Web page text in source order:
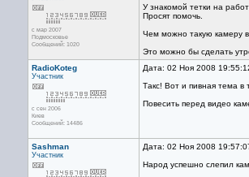
с мар 2007
Подмосковье
Сообщений: 1020
У знакомой тетки на
Просят помочь.
Чем можно такую камеру
Это можно бы сделать
RadioKoteg
Участник
с сен 2006
Киев
Сообщений: 14486
Дата: 02 Ноя 2008
Такс! Вот и пивная тема в
Повесить перед видео
Sashman
Участник
Дата: 02 Ноя 2008
Народ успешно слепил